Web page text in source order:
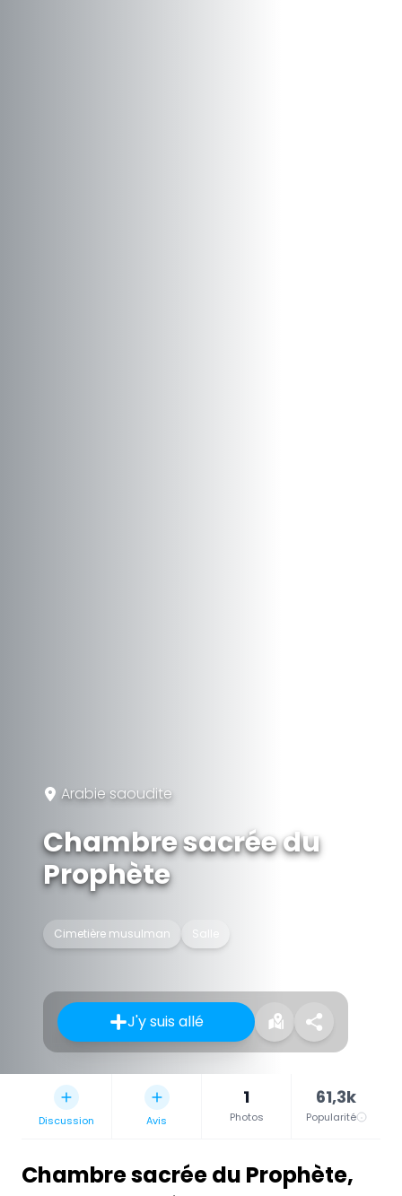
Arabie saoudite
Chambre sacrée du
Prophète
Cimetière musulman Salle
J'y suis allé
Discussion Avis
1
Photos
61,3k
Popularité
Chambre sacrée du Prophète,